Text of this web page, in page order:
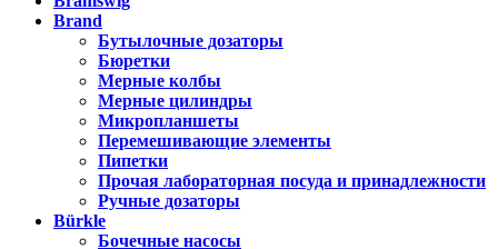
Brand
Бутылочные дозаторы
Бюретки
Мерные колбы
Мерные цилиндры
Микропланшеты
Перемешивающие элементы
Пипетки
Прочая лабораторная посуда и принадлежности
Ручные дозаторы
Bürkle
Бочечные насосы